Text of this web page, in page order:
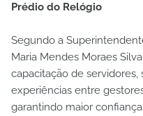
Prédio do Relógio
Segundo a
Maria Mendes Moraes
capacitação de
experiências entre
garantindo maior